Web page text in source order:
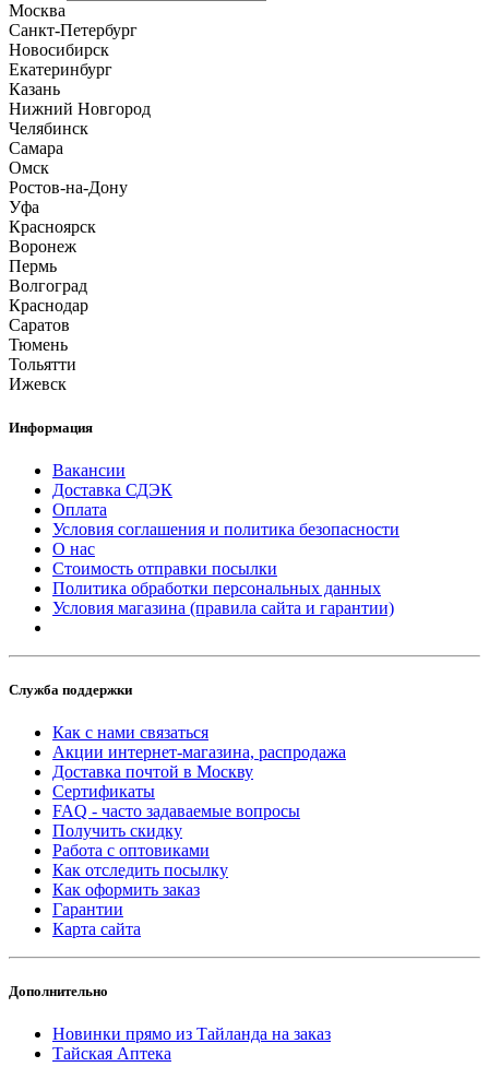
Москва
Санкт-Петербург
Новосибирск
Екатеринбург
Казань
Нижний Новгород
Челябинск
Самара
Омск
Ростов-на-Дону
Уфа
Красноярск
Воронеж
Пермь
Волгоград
Краснодар
Саратов
Тюмень
Тольятти
Ижевск
Информация
Вакансии
Доставка СДЭК
Оплата
Условия соглашения и политика безопасности
О нас
Стоимость отправки посылки
Политика обработки персональных данных
Условия магазина (правила сайта и гарантии)
Служба поддержки
Как с нами связаться
Акции интернет-магазина, распродажа
Доставка почтой в Москву
Сертификаты
FAQ - часто задаваемые вопросы
Получить скидку
Работа с оптовиками
Как отследить посылку
Как оформить заказ
Гарантии
Карта сайта
Дополнительно
Новинки прямо из Тайланда на заказ
Тайская Аптека